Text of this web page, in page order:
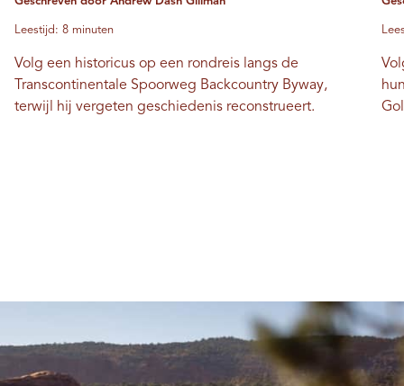
Leestijd: 8 minuten
Volg een historicus op een rondreis langs de
Transcontinentale Spoorweg Backcountry Byway,
terwijl hij vergeten geschiedenis reconstrueert.